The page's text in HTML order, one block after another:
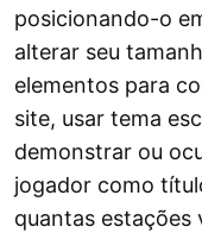
posicionando-o
alterar seu
elementos para
site, usar tema
demonstrar ou
jogador como
quantas estações